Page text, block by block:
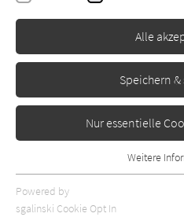
Buch (335)
338 Treffer:
Relevanz
Alle
Speichern
Nur essentielle
Essentielle Cookies werden für
Webseite benötigt. Dadurch ist
Weitere
Powered by
sgalinski Cookie Opt In